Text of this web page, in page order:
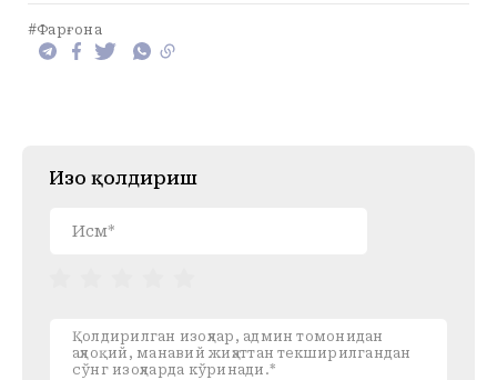
#Фарғона
Изоҳ қолдириш